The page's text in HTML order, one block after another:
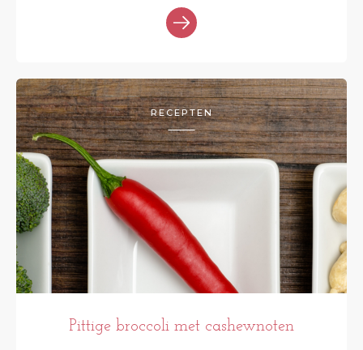
RECEPTEN
Pittige broccoli met cashewnoten